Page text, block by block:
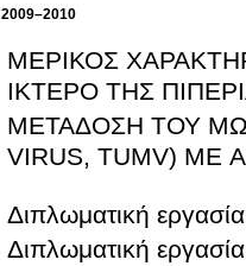
2009–2010
ΜΕΡΙΚΟΣ
ΙΚΤΕΡΟ ΤΗΣ
ΜΕΤΑΔΟΣΗ ΤΟΥ
VIRUS, TUMV) ΜΕ
Διπλωματική εργασία
Διπλωματική εργασία